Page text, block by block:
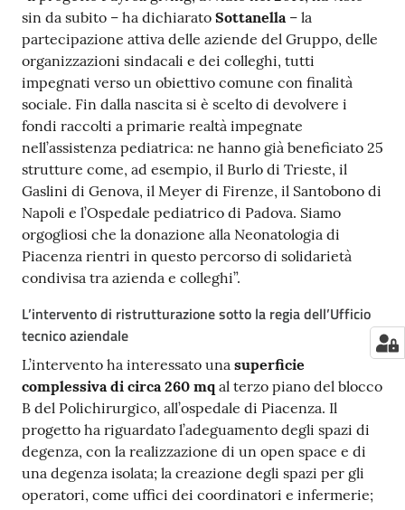
sin da subito – ha dichiarato Sottanella– la
partecipazione attiva delle aziende del Gruppo, delle
organizzazioni sindacali e dei colleghi, tutti
impegnati verso un obiettivo comune con finalità
sociale. Fin dalla nascita si è scelto di devolvere i
fondi raccolti a primarie realtà impegnate
nell’assistenza pediatrica: ne hanno già beneficiato 25
strutture come, ad esempio, il Burlo di Trieste, il
Gaslini di Genova, il Meyer di Firenze, il Santobono di
Napoli e l’Ospedale pediatrico di Padova. Siamo
orgogliosi che la donazione alla Neonatologia di
Piacenza rientri in questo percorso di solidarietà
condivisa tra azienda e colleghi”.
L’intervento di ristrutturazione sotto la regia dell’Ufficio
tecnico aziendale
L’intervento ha interessato una superficie
complessiva di circa 260 mq al terzo piano del blocco
B del Polichirurgico, all’ospedale di Piacenza. Il
progetto ha riguardato l’adeguamento degli spazi di
degenza, con la realizzazione di un open space e di
una degenza isolata; la creazione degli spazi per gli
operatori, come uffici dei coordinatori e infermerie;